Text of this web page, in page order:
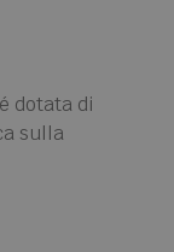
dotata di
sulla